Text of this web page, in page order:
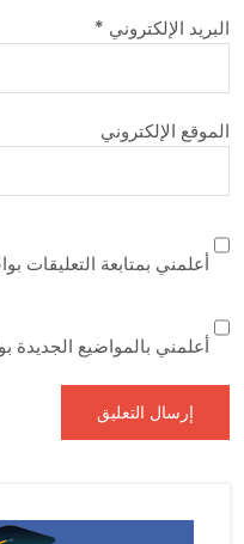
البريد الإلكتروني *
الموقع الإلكتروني
أعلمني بمتابعة التعليقات
أعلمني بالمواضيع الجديدة